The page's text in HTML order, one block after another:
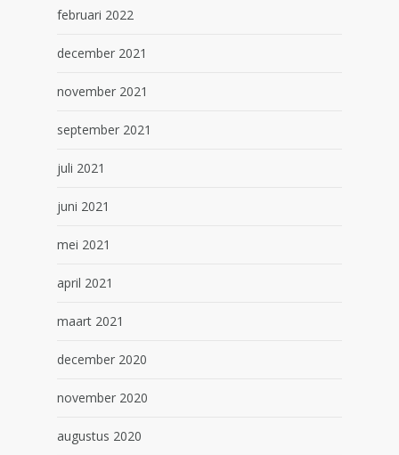
februari 2022
december 2021
november 2021
september 2021
juli 2021
juni 2021
mei 2021
april 2021
maart 2021
december 2020
november 2020
augustus 2020